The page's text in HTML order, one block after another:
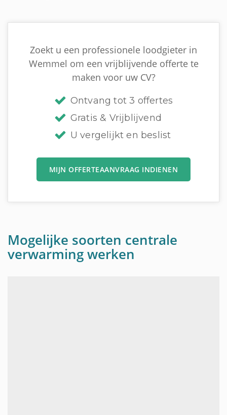
Zoekt u een professionele loodgieter in
Wemmel om een vrijblijvende offerte te
maken voor uw CV?
Ontvang tot 3 offertes
Gratis & Vrijblijvend
U vergelijkt en beslist
MIJN OFFERTEAANVRAAG INDIENEN
Mogelijke soorten centrale
verwarming werken